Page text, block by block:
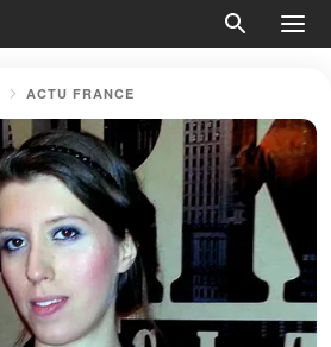
ACTU FRANCE